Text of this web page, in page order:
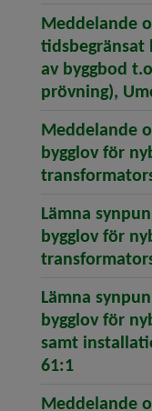
Meddelande
tidsbegränsat
av byggbod
prövning),
Meddelande
bygglov för
Lämna
bygglov för
Lämna
bygglov för
samt
61:1(öppnar
Meddelande